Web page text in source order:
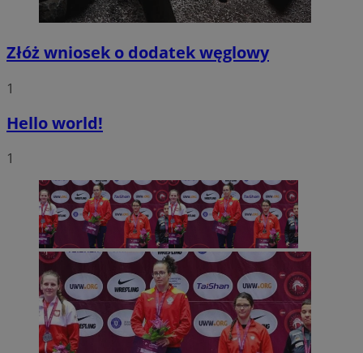
Złóż wniosek o dodatek węglowy
1
Hello world!
1